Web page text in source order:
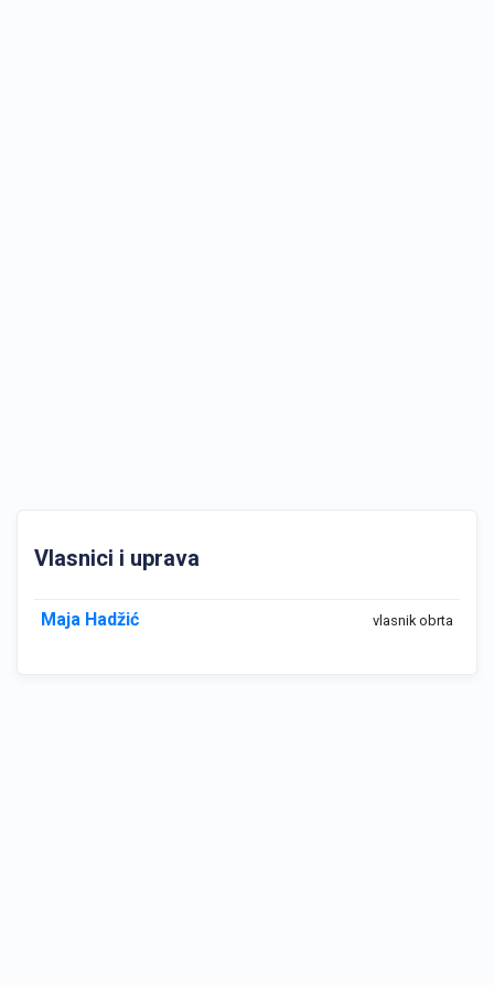
Vlasnici i uprava
Maja Hadžić vlasnik obrta